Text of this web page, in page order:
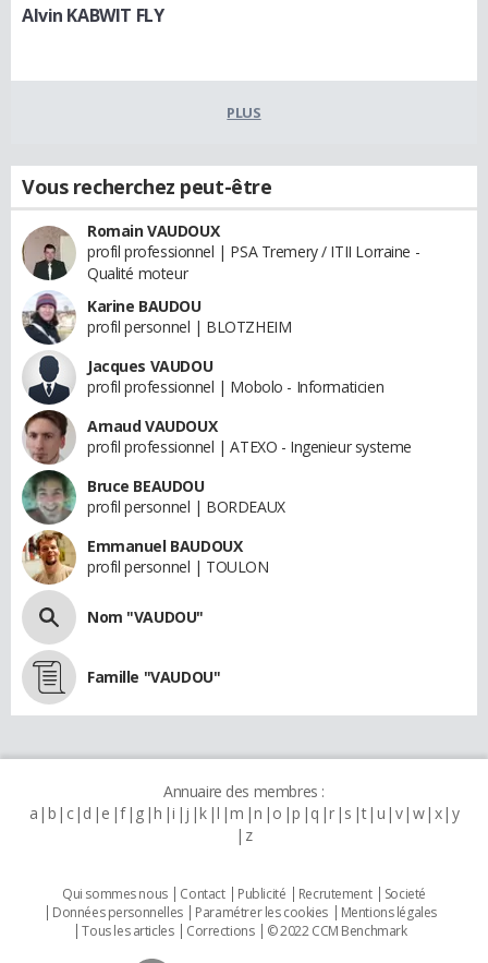
Alvin KABWIT FLY
PLUS
Vous recherchez peut-être
Romain VAUDOUX
profil professionnel | PSA Tremery / ITII Lorraine -
Qualité moteur
Karine BAUDOU
profil personnel | BLOTZHEIM
Jacques VAUDOU
profil professionnel | Mobolo - Informaticien
Arnaud VAUDOUX
profil professionnel | ATEXO - Ingenieur systeme
Bruce BEAUDOU
profil personnel | BORDEAUX
Emmanuel BAUDOUX
profil personnel | TOULON
Nom "VAUDOU"
Famille "VAUDOU"
Annuaire des membres :
a b c d e f g h i j k l m n o p q r s t u v w x y
z
Qui sommes nous Contact Publicité Recrutement
Societé
Données personnelles
Paramétrer les cookies
Mentions légales
Tous les articles
Corrections © 2022 CCM Benchmark